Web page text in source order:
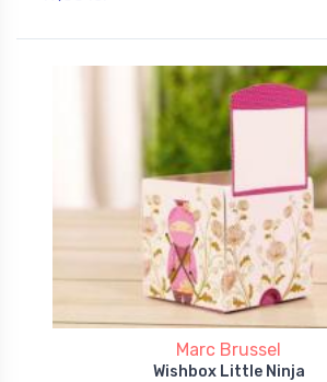
Marc Brussel
Wishbox Little Ninja